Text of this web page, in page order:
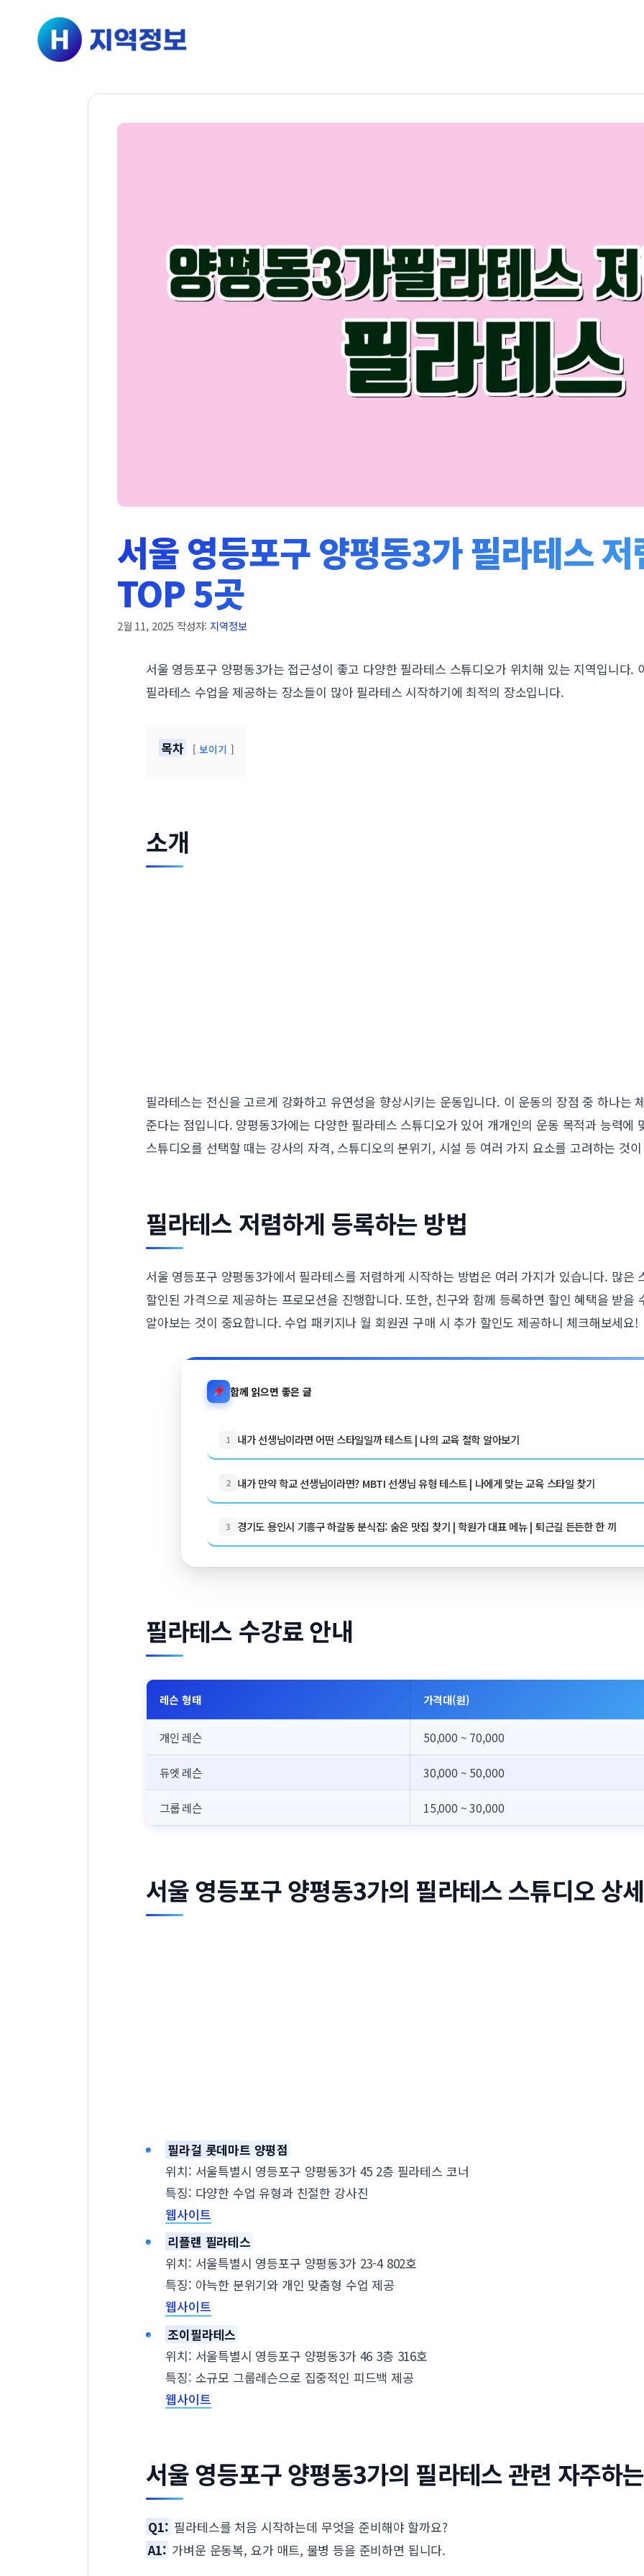
건너뛰기
서울 영등포구 양평동3가 필라테스
TOP 5곳
2월 11, 2025 작성자:지역정보
서울 영등포구 양평동3가는 접근성이 좋고 다양한 필라테스 스튜디오가 위치해 있는 지역입니다.
필라테스 수업을 제공하는 장소들이 많아 필라테스 시작하기에 최적의 장소입니다.
목차 보이기
소개
필라테스는 전신을 고르게 강화하고 유연성을 향상시키는 운동입니다. 이 운동의 장점 중 하나는
준다는 점입니다. 양평동3가에는 다양한 필라테스 스튜디오가 있어 개개인의 운동 목적과 능력에
스튜디오를 선택할 때는 강사의 자격, 스튜디오의 분위기, 시설 등 여러 가지 요소를 고려하는 것
필라테스 저렴하게 등록하는 방법
서울 영등포구 양평동3가에서 필라테스를 저렴하게 시작하는 방법은 여러 가지가 있습니다. 많은
할인된 가격으로 제공하는 프로모션을 진행합니다. 또한, 친구와 함께 등록하면 할인 혜택을 받을
알아보는 것이 중요합니다. 수업 패키지나 월 회원권 구매 시 추가 할인도 제공하니 체크해보세요!
함께 읽으면 좋은 글
1 내가 선생님이라면 어떤 스타일일까 테스트 | 나의 교육 철학 알아보기
2 내가 만약 학교 선생님이라면? MBTI 선생님 유형 테스트 | 나에게 맞는 교육 스타일 찾기
3 경기도 용인시 기흥구 하갈동 분식집: 숨은 맛집 찾기 | 학원가 대표 메뉴 | 퇴근길 든든한 한 끼
필라테스 수강료 안내
레슨 형태 가격대(원)
개인 레슨 50,000 ~ 70,000
듀엣 레슨 30,000 ~ 50,000
그룹 레슨 15,000 ~ 30,000
서울 영등포구 양평동3가의 필라테스 스튜디오 상
필라걸 롯데마트 양평점
위치: 서울특별시 영등포구 양평동3가 45 2층 필라테스 코너
특징: 다양한 수업 유형과 친절한 강사진
웹사이트
리플랜 필라테스
위치: 서울특별시 영등포구 양평동3가 23-4 802호
특징: 아늑한 분위기와 개인 맞춤형 수업 제공
웹사이트
조이필라테스
위치: 서울특별시 영등포구 양평동3가 46 3층 316호
특징: 소규모 그룹레슨으로 집중적인 피드백 제공
웹사이트
서울 영등포구 양평동3가의 필라테스 관련 자주하
Q1: 필라테스를 처음 시작하는데 무엇을 준비해야 할까요?
A1: 가벼운 운동복, 요가 매트, 물병 등을 준비하면 됩니다.